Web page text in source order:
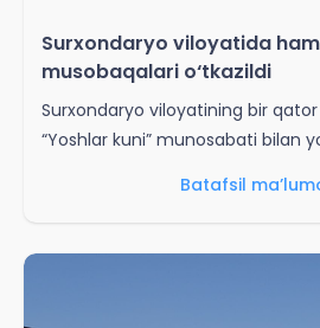
Surxondaryo viloyatida
musobaqalari o‘tkazildi
Surxondaryo viloyatining bir
“Yoshlar kuni” munosabati bilan
hamda ichki ishlar organlari
Batafsil